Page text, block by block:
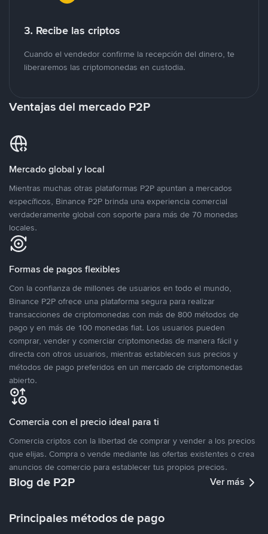
3. Recibe las criptos
Cuando el vendedor confirme la recepción del dinero, te
liberaremos las criptomonedas en custodia.
Ventajas del mercado P2P
Mercado global y local
Mientras muchas otras plataformas P2P apuntan a mercados
específicos, Binance P2P brinda una experiencia comercial
verdaderamente global con soporte para más de 70 monedas
locales.
Formas de pagos flexibles
Con la confianza de millones de usuarios en todo el mundo,
Binance P2P ofrece una plataforma segura para realizar
transacciones de criptomonedas con más de 800 métodos de
pago y en más de 100 monedas fiat. Los usuarios pueden
comprar, vender y comerciar criptomonedas de manera fácil y
directa con otros usuarios, mientras establecen sus precios y
métodos de pago preferidos en un mercado de criptomonedas
abierto.
Comercia con el precio ideal para ti
Comercia criptos con la libertad de comprar y vender a los precios
que elijas. Compra o vende mediante las ofertas existentes o crea
anuncios de comercio para establecer tus propios precios.
Blog de P2P Ver más
Principales métodos de pago